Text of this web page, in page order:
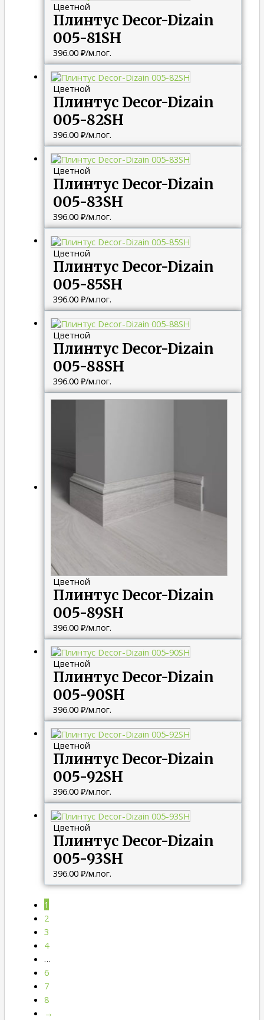
Цветной
Плинтус Decor-Dizain
005-81SH
396.00 ₽/м.пог.
Цветной
Плинтус Decor-Dizain
005-82SH
396.00 ₽/м.пог.
Цветной
Плинтус Decor-Dizain
005-83SH
396.00 ₽/м.пог.
Цветной
Плинтус Decor-Dizain
005-85SH
396.00 ₽/м.пог.
Цветной
Плинтус Decor-Dizain
005-88SH
396.00 ₽/м.пог.
Цветной
Плинтус Decor-Dizain
005-89SH
396.00 ₽/м.пог.
Цветной
Плинтус Decor-Dizain
005-90SH
396.00 ₽/м.пог.
Цветной
Плинтус Decor-Dizain
005-92SH
396.00 ₽/м.пог.
Цветной
Плинтус Decor-Dizain
005-93SH
396.00 ₽/м.пог.
1
2
3
4
…
6
7
8
→